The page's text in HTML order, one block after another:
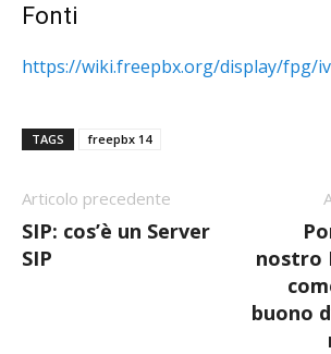
Fonti
https://wiki.freepbx.org/display/fpg/
TAGS freepbx 14
Articolo precedente
SIP: cos’è un Server
SIP
nostro
buono